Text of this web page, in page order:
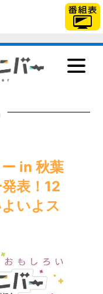
「TBSテレビ」トップ
in 秋葉
表！12
いよス